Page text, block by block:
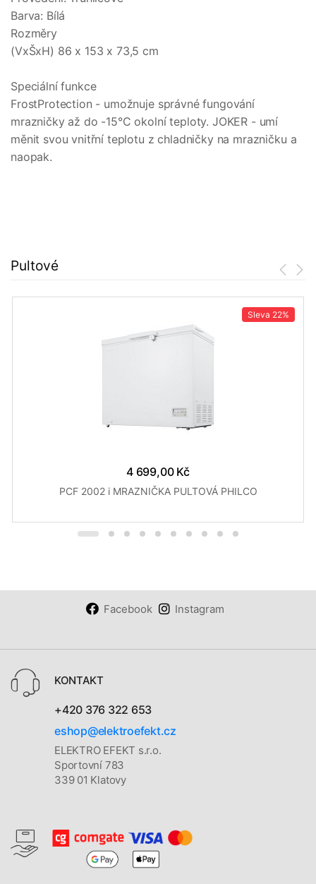
Barva: Bílá
Rozměry
(VxŠxH) 86 x 153 x 73,5 cm
Speciální funkce
FrostProtection - umožnuje správné fungování
mrazničky až do -15°C okolní teploty. JOKER - umí
měnit svou vnitřní teplotu z chladničky na mrazničku a
naopak.
Pultové
Sleva 22%
4 699,00 Kč
PCF 2002 i MRAZNIČKA PULTOVÁ PHILCO
Facebook Instagram
KONTAKT
+420 376 322 653
eshop@elektroefekt.cz
ELEKTRO EFEKT s.r.o.
Sportovní 783
339 01 Klatovy